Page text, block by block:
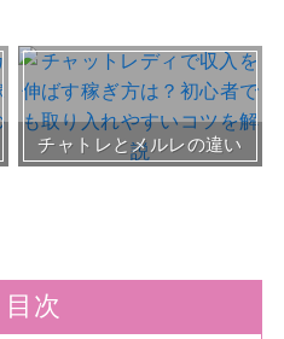
チャトレとメルレの違い
30～50代向けサイト
目次